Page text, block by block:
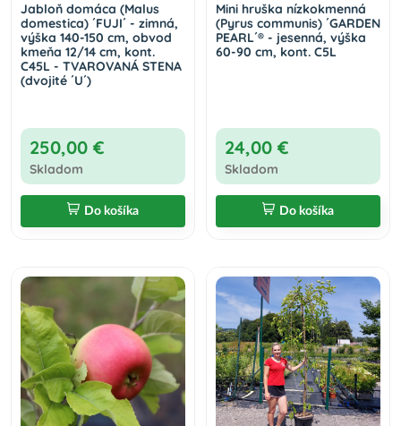
Jabloň domáca (Malus
domestica) ´FUJI´ - zimná,
výška 140-150 cm, obvod
kmeňa 12/14 cm, kont.
C45L - TVAROVANÁ STENA
(dvojité ´U´)
250,00 €
Skladom
Do košíka
Mini hruška nízkokmenná
(Pyrus communis) ´GARDEN
PEARL´® - jesenná, výška
60-90 cm, kont. C5L
24,00 €
Skladom
Do košíka